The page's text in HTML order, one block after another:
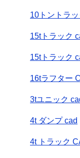
10トントラ
15tトラック
15tトラック
16tラフター
3tユニック
4t ダンプ cad
4t トラック